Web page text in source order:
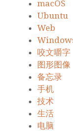
macOS
Ubuntu
Web
咬文嚼字
图形图像
备忘录
手机
技术
生活
电脑